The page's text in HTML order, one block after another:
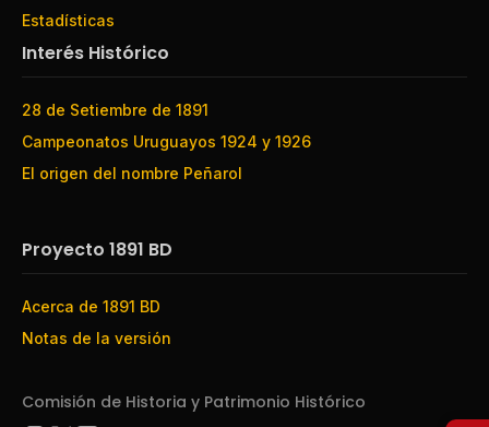
Estadísticas
Interés Histórico
28 de Setiembre de 1891
Campeonatos Uruguayos 1924 y 1926
El origen del nombre Peñarol
Proyecto 1891 BD
Acerca de 1891 BD
Notas de la versión
Comisión de Historia y Patrimonio Histórico